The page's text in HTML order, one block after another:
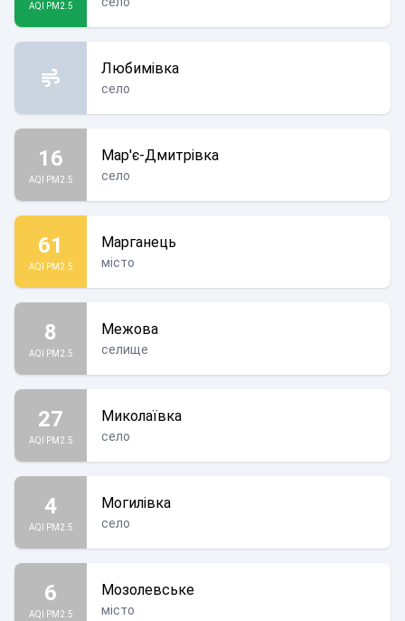
AQI PM2.5
Любимівка
село
16
AQI PM2.5
Мар'є-Дмитрівка
село
61
AQI PM2.5
Марганець
місто
8
AQI PM2.5
Межова
селище
27
AQI PM2.5
Миколаївка
село
4
AQI PM2.5
Могилівка
село
6
AQI PM2.5
Мозолевське
місто